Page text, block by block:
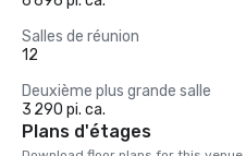
Salles de réunion
12
Deuxième plus grande salle
3 290 pi. ca.
Plans d'étages